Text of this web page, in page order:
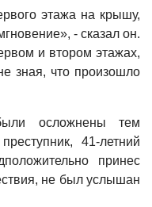
этажа на крышу,
- сказал он.
и втором этажах,
зная, что произошло
осложнены тем
41-летний
принес
не был услышан